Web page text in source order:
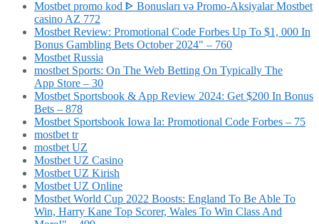
Mostbet promo kod ᐈ Bonusları və Promo-Aksiyalar Mostbet
casino AZ 772
Mostbet Review: Promotional Code Forbes Up To $1, 000 In
Bonus Gambling Bets October 2024" – 760
Mostbet Russia
‎mostbet Sports: On The Web Betting On Typically The
App Store – 30
Mostbet Sportsbook & App Review 2024: Get $200 In Bonus
Bets – 878
Mostbet Sportsbook Iowa Ia: Promotional Code Forbes – 75
mostbet tr
mostbet UZ
Mostbet UZ Casino
Mostbet UZ Kirish
Mostbet UZ Online
Mostbet World Cup 2022 Boosts: England To Be Able To
Win, Harry Kane Top Scorer, Wales To Win Class And